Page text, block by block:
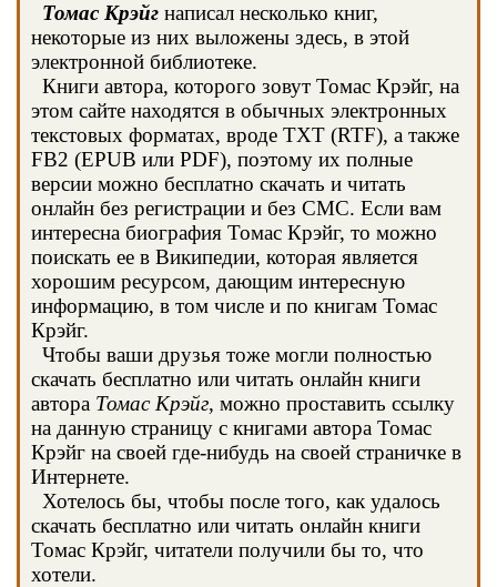
Томас Крэйг написал несколько книг,
некоторые из них выложены здесь, в этой
электронной библиотеке.
Книги автора, которого зовут Томас Крэйг, на
этом сайте находятся в обычных электронных
текстовых форматах, вроде TXT (RTF), а также
FB2 (EPUB или PDF), поэтому их полные
версии можно бесплатно скачать и читать
онлайн без регистрации и без СМС. Если вам
интересна биография Томас Крэйг, то можно
поискать ее в Википедии, которая является
хорошим ресурсом, дающим интересную
информацию, в том числе и по книгам Томас
Крэйг.
Чтобы ваши друзья тоже могли полностью
скачать бесплатно или читать онлайн книги
автора Томас Крэйг, можно проставить ссылку
на данную страницу с книгами автора Томас
Крэйг на своей где-нибудь на своей страничке в
Интернете.
Хотелось бы, чтобы после того, как удалось
скачать бесплатно или читать онлайн книги
Томас Крэйг, читатели получили бы то, что
хотели.